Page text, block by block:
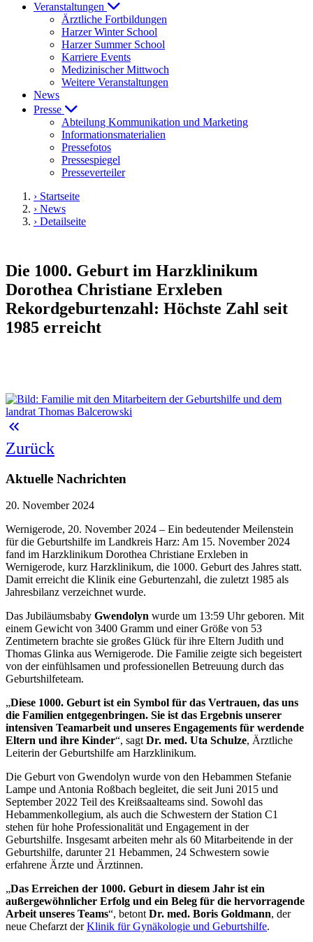
Veranstaltungen
Ärztliche Fortbildungen
Harzer Winter School
Harzer Summer School
Karriere Events
Medizinischer Mittwoch
Weitere Veranstaltungen
News
Presse
Abteilung Kommunikation und Marketing
Informationsmaterialien
Pressefotos
Pressespiegel
Presseverteiler
› Startseite
› News
› Detailseite
Die 1000. Geburt im Harzklinikum
Dorothea Christiane Erxleben
Rekordgeburtenzahl: Höchste Zahl seit
1985 erreicht
keyboard_double_arrow_left
Zurück
Aktuelle Nachrichten
20. November 2024
Wernigerode, 20. November 2024 – Ein bedeutender Meilenstein
für die Geburtshilfe im Landkreis Harz: Am 15. November 2024
fand im Harzklinikum Dorothea Christiane Erxleben in
Wernigerode, kurz Harzklinikum, die 1000. Geburt des Jahres statt.
Damit erreicht die Klinik eine Geburtenzahl, die zuletzt 1985 als
Jahresbilanz verzeichnet wurde.
Das Jubiläumsbaby Gwendolyn wurde um 13:59 Uhr geboren. Mit
einem Gewicht von 3400 Gramm und einer Größe von 53
Zentimetern brachte sie großes Glück für ihre Eltern Judith und
Thomas Glinka aus Wernigerode. Die Familie zeigte sich begeistert
von der einfühlsamen und professionellen Betreuung durch das
Geburtshilfeteam.
„Diese 1000. Geburt ist ein Symbol für das Vertrauen, das uns
die Familien entgegenbringen. Sie ist das Ergebnis unserer
intensiven Teamarbeit und unseres Engagements für werdende
Eltern und ihre Kinder“, sagtDr. med. Uta Schulze, Ärztliche
Leiterin der Geburtshilfe am Harzklinikum.
Die Geburt von Gwendolyn wurde von den Hebammen Stefanie
Lampe und Antonia Roßbach begleitet, die seit Juni 2015 und
September 2022 Teil des Kreißsaalteams sind. Sowohl das
Hebammenkollegium, als auch die Schwestern der Station C1
stehen für hohe Professionalität und Engagement in der
Geburtshilfe. Insgesamt arbeiten mehr als 60 Mitarbeitende in der
Geburtshilfe, darunter 21 Hebammen, 24 Schwestern sowie
erfahrene Ärzte und Ärztinnen.
„Das Erreichen der 1000. Geburt in diesem Jahr ist ein
außergewöhnlicher Erfolg und ein Beleg für die hervorragende
Arbeit unseres Teams“, betontDr. med. Boris Goldmann, der
neue Chefarzt derKlinik für Gynäkologie und Geburtshilfe.